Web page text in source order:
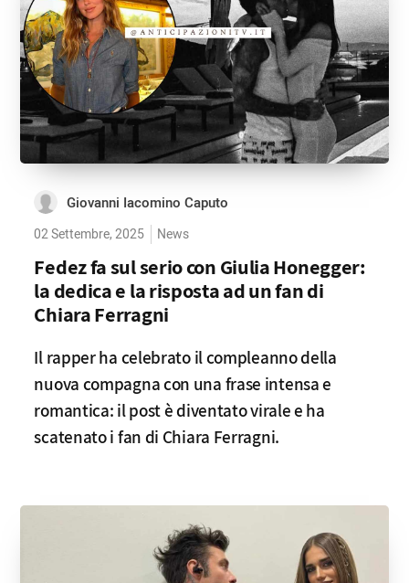
Giovanni Iacomino Caputo
02 Settembre, 2025 News
Fedez fa sul serio con Giulia Honegger:
la dedica e la risposta ad un fan di
Chiara Ferragni
Il rapper ha celebrato il compleanno della
nuova compagna con una frase intensa e
romantica: il post è diventato virale e ha
scatenato i fan di Chiara Ferragni.